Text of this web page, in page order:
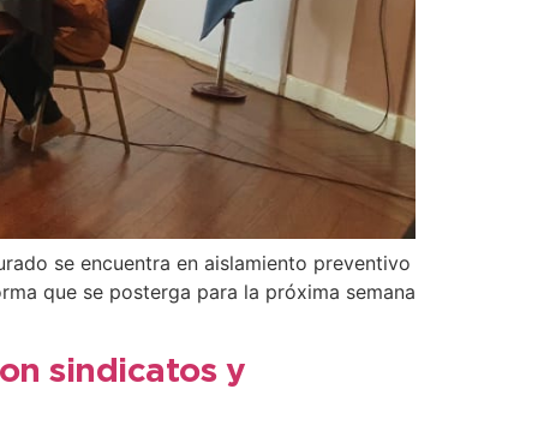
se encuentra en aislamiento preventivo
que se posterga para la próxima semana
sindicatos y